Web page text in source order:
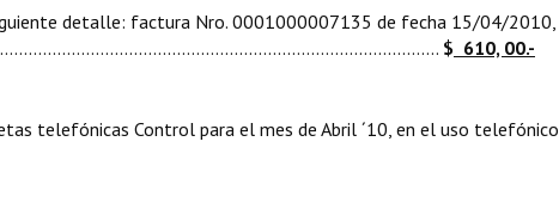
detalle: factura Nro. 0001000007135 de fecha 15/04/2010,
$ 610, 00.-
telefónicas Control para el mes de Abril ´10, en el uso